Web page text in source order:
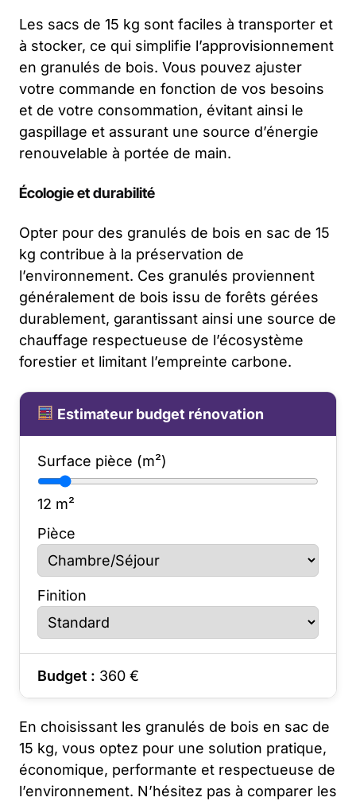
Les sacs de 15 kg sont faciles à transporter et
à stocker, ce qui simplifie l’approvisionnement
en granulés de bois. Vous pouvez ajuster
votre commande en fonction de vos besoins
et de votre consommation, évitant ainsi le
gaspillage et assurant une source d’énergie
renouvelable à portée de main.
Écologie et durabilité
Opter pour des granulés de bois en sac de 15
kg contribue à la préservation de
l’environnement. Ces granulés proviennent
généralement de bois issu de forêts gérées
durablement, garantissant ainsi une source de
chauffage respectueuse de l’écosystème
forestier et limitant l’empreinte carbone.
Estimateur budget rénovation
Surface pièce (m²)
12 m²
Pièce
Finition
Budget : 360 €
En choisissant les granulés de bois en sac de
15 kg, vous optez pour une solution pratique,
économique, performante et respectueuse de
l’environnement. N’hésitez pas à comparer les